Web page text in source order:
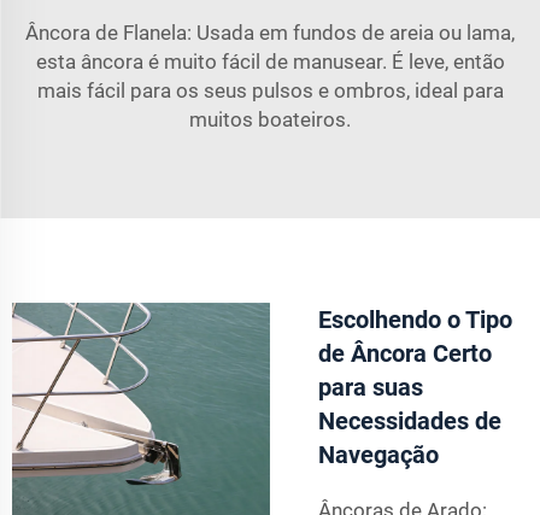
Âncora de Flanela: Usada em fundos de areia ou lama,
esta âncora é muito fácil de manusear. É leve, então
mais fácil para os seus pulsos e ombros, ideal para
muitos boateiros.
Escolhendo o Tipo
de Âncora Certo
para suas
Necessidades de
Navegação
Âncoras de Arado: